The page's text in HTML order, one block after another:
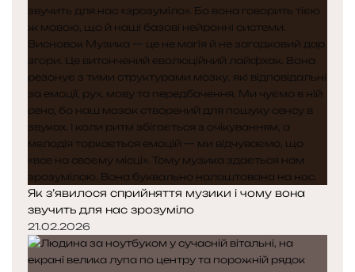
Як з’явилося сприйняття музики і чому вона
звучить для нас зрозуміло
21.02.2026